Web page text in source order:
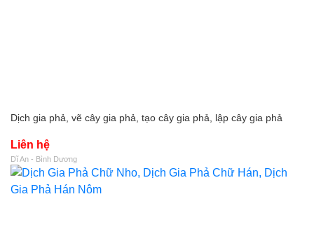
Dịch gia phả, vẽ cây gia phả, tạo cây gia phả, lập cây gia phả
Liên hệ
Dĩ An - Bình Dương